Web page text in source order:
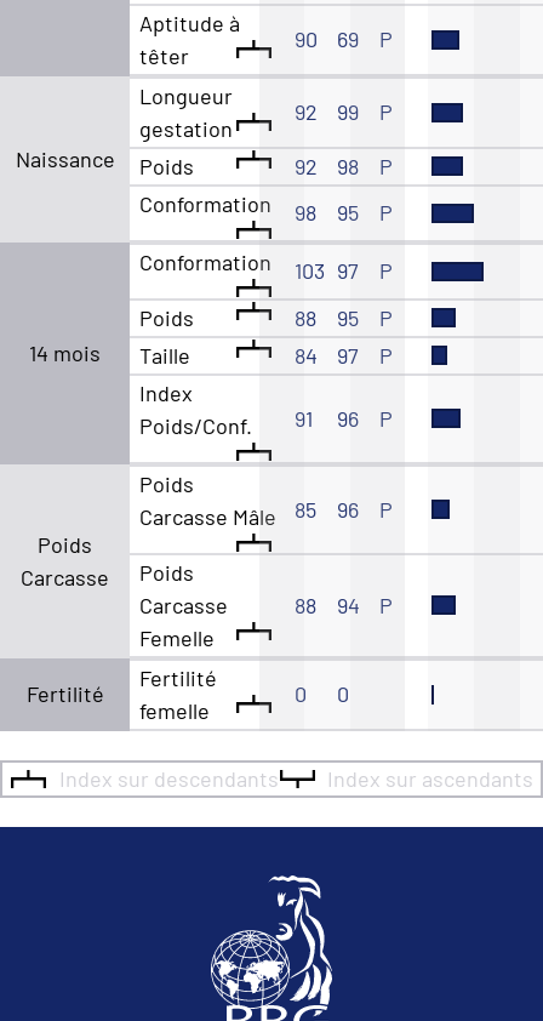
Aptitude à
têter
90 69 P
Naissance
Longueur
gestation
92 99 P
Poids 92 98
P
Conformation
98 95 P
14 mois
Conformation 103 97
P
Poids
88 95
P
Taille
84 97
P
Index
Poids/Conf.
91 96 P
Poids
Carcasse
Poids
Carcasse Mâle
85 96 P
Poids
Carcasse
Femelle
88 94 P
Fertilité
Fertilité
femelle
0 0
Index sur descendants Index sur ascendants